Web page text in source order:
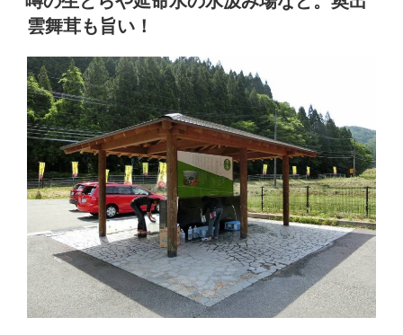
日:
雲舞茸も旨い！